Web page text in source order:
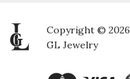
Copyright © 2026
GL Jewelry